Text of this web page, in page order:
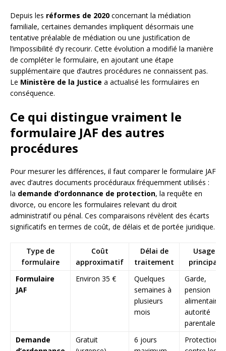
Depuis les réformes de 2020 concernant la médiation
familiale, certaines demandes impliquent désormais une
tentative préalable de médiation ou une justification de
l’impossibilité d’y recourir. Cette évolution a modifié la manière
de compléter le formulaire, en ajoutant une étape
supplémentaire que d’autres procédures ne connaissent pas.
Le Ministère de la Justice a actualisé les formulaires en
conséquence.
Ce qui distingue vraiment le
formulaire JAF des autres
procédures
Pour mesurer les différences, il faut comparer le formulaire JAF
avec d’autres documents procéduraux fréquemment utilisés :
la demande d’ordonnance de protection, la requête en
divorce, ou encore les formulaires relevant du droit
administratif ou pénal. Ces comparaisons révèlent des écarts
significatifs en termes de coût, de délais et de portée juridique.
Type de
formulaire
Coût
approximatif
Délai de
traitement
Usage
principal
Formulaire
JAF
Environ 35 €
Quelques
semaines à
plusieurs
mois
Garde,
pension
alimentaire,
autorité
parentale
Demande
Gratuit
6 jours
Protection